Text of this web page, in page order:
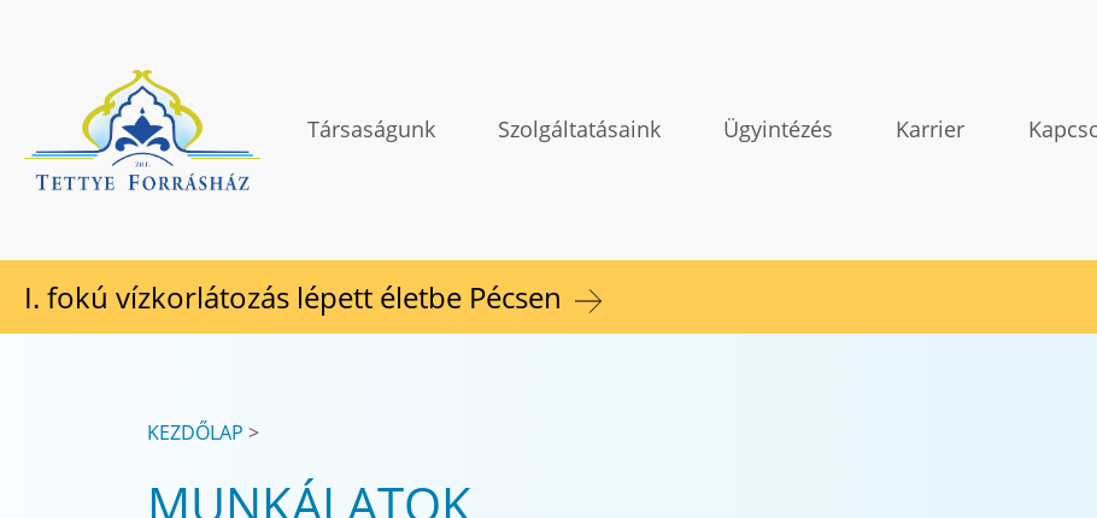
TETTYE FORRÁSHÁZ Zrt.
Társaságunk Szolgáltatásaink Ügyintézés Karrier
I. fokú vízkorlátozás lépett életbe Pécsen
KEZDŐLAP
MUNKÁLATOK